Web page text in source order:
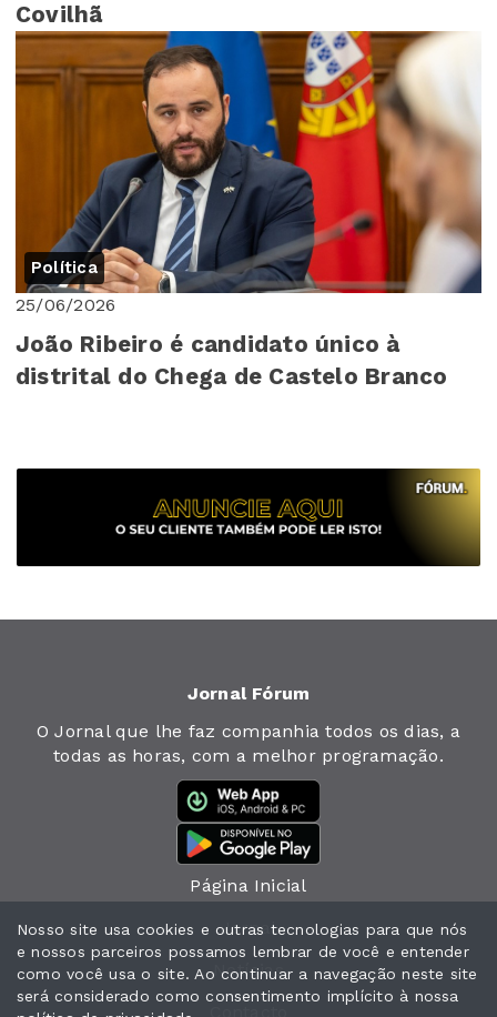
Covilhã
Política
25/06/2026
João Ribeiro é candidato único à
distrital do Chega de Castelo Branco
Jornal Fórum
O Jornal que lhe faz companhia todos os dias, a
todas as horas, com a melhor programação.
Página Inicial
Jornal
Notícias
Nosso site usa cookies e outras tecnologias para que nós
e nossos parceiros possamos lembrar de você e entender
como você usa o site. Ao continuar a navegação neste site
será considerado como consentimento implícito à nossa